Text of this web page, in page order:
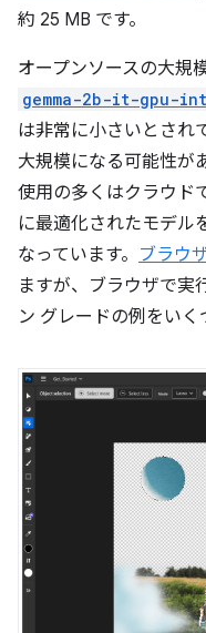
約 25 MB です。
オープンソースの大規
gemma-2b-it-gpu-
は非常に小さいとされ
大規模になる可能性が
使用の多くはクラウド
に最適化されたモデル
なっています。 ブラウ
ますが、ブラウザで実
ン グレードの例をいく